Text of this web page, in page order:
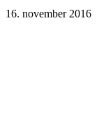
16. november 2016